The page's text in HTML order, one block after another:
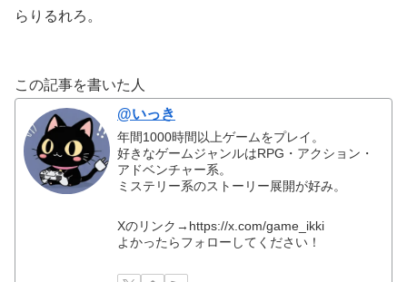
らりるれろ。
この記事を書いた人
@いっき
年間1000時間以上ゲームをプレイ。
好きなゲームジャンルはRPG・アクション・
アドベンチャー系。
ミステリー系のストーリー展開が好み。
Xのリンク→https://x.com/game_ikki
よかったらフォローしてください！